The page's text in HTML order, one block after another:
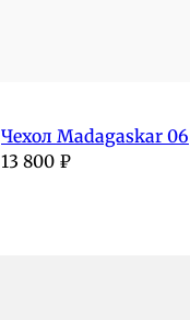
Чехол Madagaskar 06
13 800 ₽